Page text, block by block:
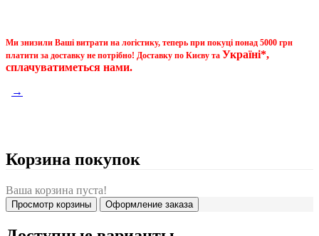
Ми знизили Ваші витрати на логістику, теперь при покуці понад 5000 грн
платити за доставку не потрібно! Доставку по Києву та Україні*,
сплачуватиметься нами.
→
Корзина покупок
Ваша корзина пуста!
Просмотр корзины Оформление заказа